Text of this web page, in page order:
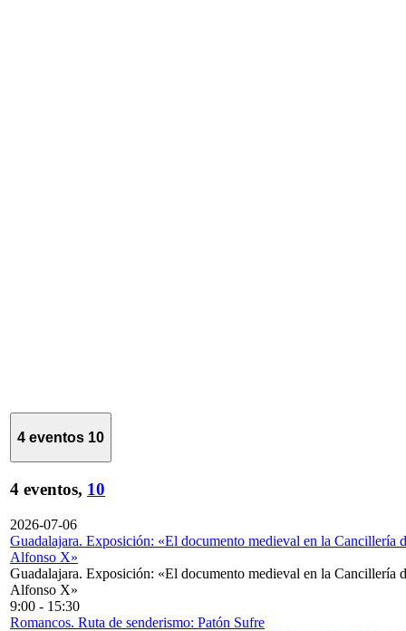
4 eventos 10
4 eventos, 10
2026-07-06
Guadalajara. Exposición: «El documento medieval en la Cancillería
Alfonso X»
Guadalajara. Exposición: «El documento medieval en la Cancillería
Alfonso X»
9:00 - 15:30
Romancos. Ruta de senderismo: Patón Sufre